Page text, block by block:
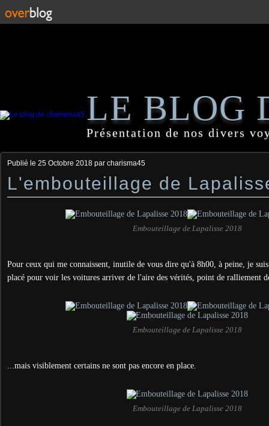
LE BLOG
Présentation de nos divers
Publié le 25 Octobre 2018 par charisma45
L'embouteillage de
Embouteillage de Lapalisse 2018
Pour ceux qui me connaissent, inutile de vous dire qu'à 8h00, à peine, je
placé pour voir les voitures arriver de l'aire des vérités, point de ralliement
Embouteillage de Lapalisse 2018
...mais visiblement certains ne sont pas encore en place.
Embouteillage de Lapalisse 2018